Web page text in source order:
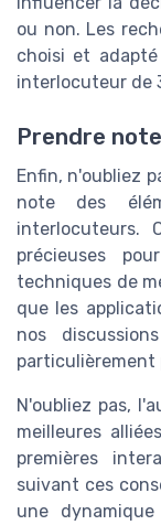
ou non. Les
choisi et
interlocuteur de
Prendre
Enfin, n'oubliez
note des
interlocuteurs.
précieuses
techniques de
que les
nos
particulièrement
N'oubliez pas,
meilleures
premières
suivant ces
une